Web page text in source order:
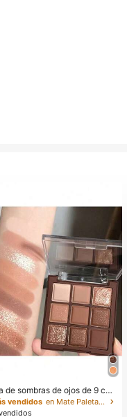
de sombras de ojos de 9 col
tonos tierra neutros de cho
con leche, maquillaje ligero,
vendidos
en Mate Paletas de sombras de ojos